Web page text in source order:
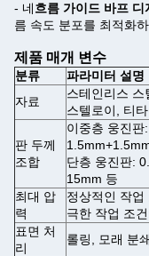
- 네흐름 가이드 바프 디
름 속도 분포를 최적화
제품 매개 변수
분류
파라미터 설명
자료
스테인리스
스텔로이, 티
판 두께
조합
이중층 웅진
단층 웅진판:
15mm 등
최대 압
력
정상적인 작업
극한 작업 조
표면 처
리
롤링, 모래 분